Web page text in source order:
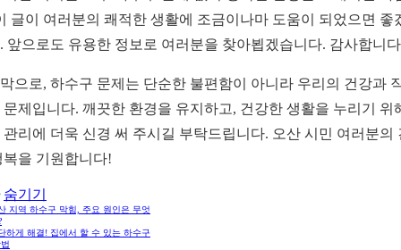
글이 여러분의 쾌적한 생활에 조금이나마 도움이 되었으면 좋
앞으로도 유용한 정보로 여러분을 찾아뵙겠습니다. 감사합니
으로, 하수구 문제는 단순한 불편함이 아니라 우리의 건강과
문제입니다. 깨끗한 환경을 유지하고, 건강한 생활을 누리기 위
관리에 더욱 신경 써 주시길 부탁드립니다. 오산 시민 여러분의
복을 기원합니다!
숨기기
지역 하수구 막힘, 주요 원인은 무엇
하게 해결! 집에서 할 수 있는 하수구